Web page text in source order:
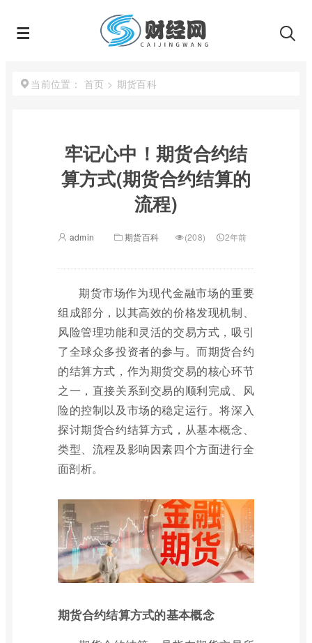
当前位置： 首页 > 期货百科
牢记心中！期货合约结
算方式(期货合约结算的
流程)
admin 期货百科 (208) 2年前
期货市场作为现代金融市场的重要
组成部分，以其高效的价格发现机制、
风险管理功能和灵活的交易方式，吸引
了全球众多投资者的参与。而期货合约
的结算方式，作为期货交易的核心环节
之一，直接关系到交易的顺利完成、风
险的控制以及市场的稳定运行。将深入
探讨期货合约结算方式，从基本概念、
类型、流程及影响因素四个方面进行全
面剖析。
期货合约结算方式的基本概念